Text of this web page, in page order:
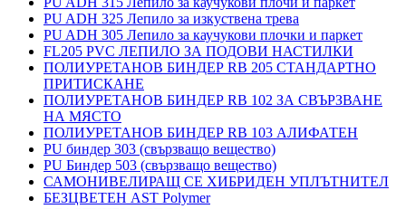
PU ADH 325 Лепило за изкуствена трева
PU ADH 305 Лепило за каучукови плочки и паркет
FL205 PVC ЛЕПИЛО ЗА ПОДОВИ НАСТИЛКИ
ПОЛИУРЕТАНОВ БИНДЕР RB 205 СТАНДАРТНО
ПРИТИСКАНЕ
ПОЛИУРЕТАНОВ БИНДЕР RB 102 ЗА СВЪРЗВАНЕ
НА МЯСТО
ПОЛИУРЕТАНОВ БИНДЕР RB 103 АЛИФАТЕН
PU биндер 303 (свързващо вещество)
PU Биндер 503 (свързващо вещество)
САМОНИВЕЛИРАЩ СЕ ХИБРИДЕН УПЛЪТНИТЕЛ
БЕЗЦВЕТЕН AST Polymer